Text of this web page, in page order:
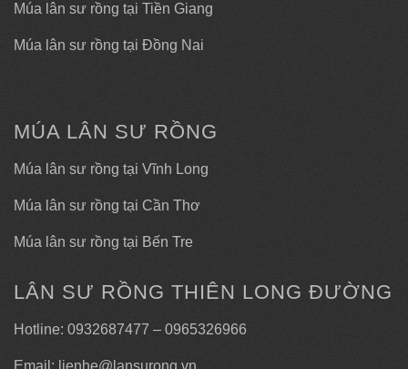
Múa lân sư rồng tại Tiền Giang
Múa lân sư rồng tại Đồng Nai
MÚA LÂN SƯ RỒNG
Múa lân sư rồng tại Vĩnh Long
Múa lân sư rồng tại Cần Thơ
Múa lân sư rồng tại Bến Tre
LÂN SƯ RỒNG THIÊN LONG ĐƯỜNG
Hotline: 0932687477 – 0965326966
Email: lienhe@lansurong.vn